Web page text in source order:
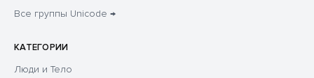
Все группы Unicode →
КАТЕГОРИИ
Люди и Тело